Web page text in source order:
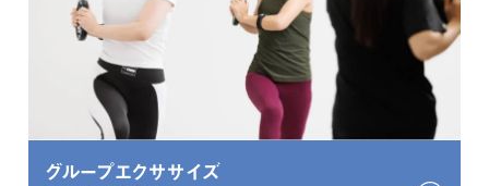
グループエクササイズ